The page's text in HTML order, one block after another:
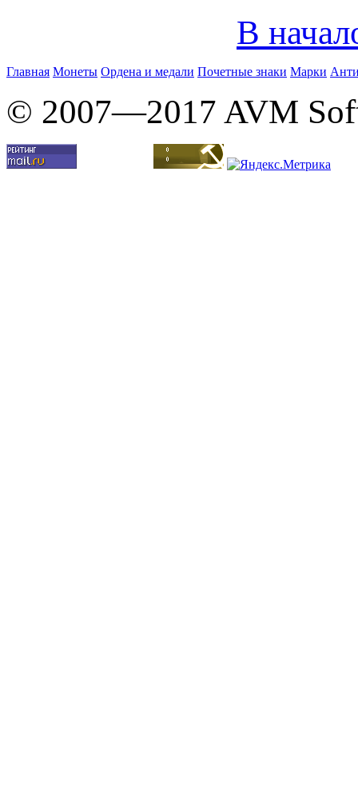
В
Главная Монеты Ордена и медали Почетные знаки Марки
© 2007—2017 AVM